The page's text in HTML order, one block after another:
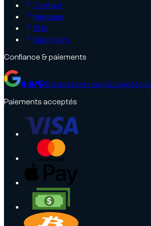
Contact
Marques
SUV
Supercars
Confiance & paiements
4.9/518 Avis clients sur Google Maps
Paiements acceptés